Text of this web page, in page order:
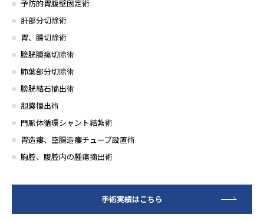
予防的胃腹壁固定術
肝部分切除術
胃、腸切除術
膀胱腫瘍切除術
肺葉部分切除術
膀胱結石摘出術
胆嚢摘出術
門脈体循環シャント結紮術
胃造瘻、空腸造瘻チューブ設置術
胸腔、腹腔内の腫瘍摘出術
手術実績はこちら